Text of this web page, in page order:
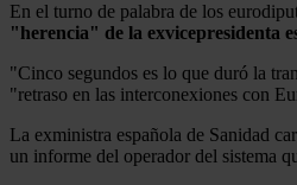
En el turno de palabra de los
"herencia" de la exvicepresidenta
"Cinco segundos es lo que duró la
"retraso en las interconexiones con
La exministra española de Sanidad
un informe del operador del sistema